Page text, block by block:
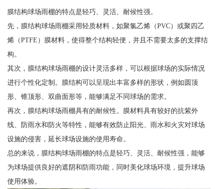
膜结构球场雨棚的特点是轻巧、灵活、耐候性强。
先，膜结构球场雨棚采用轻质材料，如聚氯乙烯（PVC）或聚四乙
烯（PTFE）膜材料，使得整个结构轻便，并且不需要太多的支撑结
构。
其次，膜结构球场雨棚的设计灵活多样，可以根据球场的实际情况
进行个性化定制。膜结构可以呈现出丰富多样的形状，例如圆顶
形、锥顶形、双曲面形等，能够满足不同球场的需求。
再次，膜结构球场雨棚具有的耐候性。膜材料具有较好的抗紫外
线、防雨水和防火等特性，能够有效防止阳光、雨水和火灾对球场
设施的侵害，延长球场设施的使用寿命。
总的来说，膜结构球场雨棚的特点是轻巧、灵活、耐候性强，能够
为球场提供良好的遮阴和防雨功能，同时美化球场环境，提升球场
使用体验。